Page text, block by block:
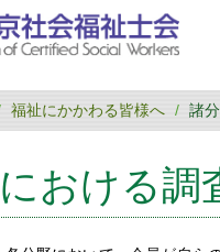
福祉にかかわる皆様へ 諸
おける調